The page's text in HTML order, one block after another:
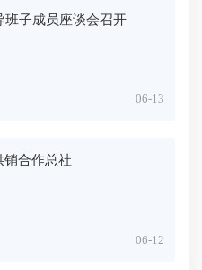
班子成员座谈会召开
06-13
销合作总社
06-12